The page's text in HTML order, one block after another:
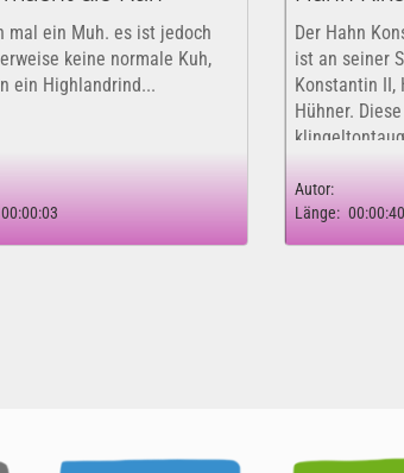
mal ein Muh. es ist jedoch
keine normale Kuh,
ein Highlandrind...
00:00:03
Der Hahn
ist an seiner
Konstantin II,
Hühner.
ihn als
benutzen
Autor:
Länge: 00:00:40